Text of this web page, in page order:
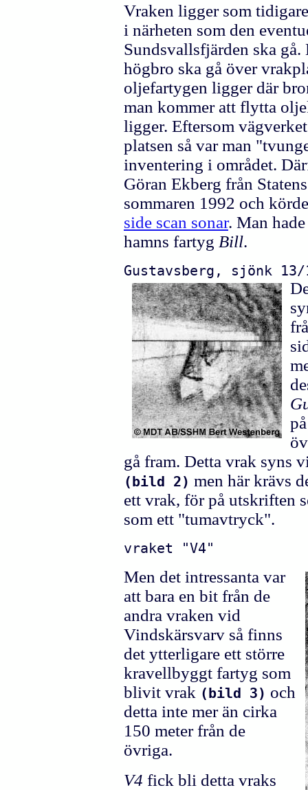
Vraken ligger som
i närheten som den
Sundsvallsfjärden ska
högbro ska gå över
oljefartygen ligger där
man kommer att flytta
ligger. Eftersom
platsen så var man
inventering i området.
Göran Ekberg från
sommaren 1992 och
side scan sonar. Man
hamns fartyg Bill.
Gustavsberg, sjönk
gå fram. Detta vrak syns
(bild 2) men här krävs
ett vrak, för på utskriften
som ett "tumavtryck".
vraket "V4"
Men det intressanta var
att bara en bit från de
andra vraken vid
Vindskärsvarv så finns
det ytterligare ett större
kravellbyggt fartyg som
blivit vrak (bild 3) och
detta inte mer än cirka
150 meter från de
övriga.
V4 fick bli detta vraks